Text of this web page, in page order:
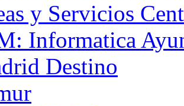
y Servicios
Informatica
Destino